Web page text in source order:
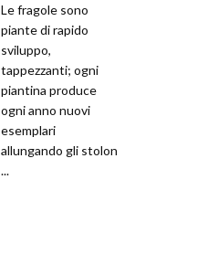
Le fragole sono
piante di rapido
sviluppo,
tappezzanti; ogni
piantina produce
ogni anno nuovi
esemplari
allungando gli stolon
...